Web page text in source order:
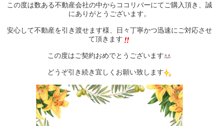
この度は数ある不動産会社の中からココリバーにてご購入頂き、誠
にありがとうございます。
安心して不動産を引き渡せます様、日々丁寧かつ迅速にご対応させ
て頂きます
この度はご契約おめでとうございます
どうぞ引き続き宜しくお願い致します